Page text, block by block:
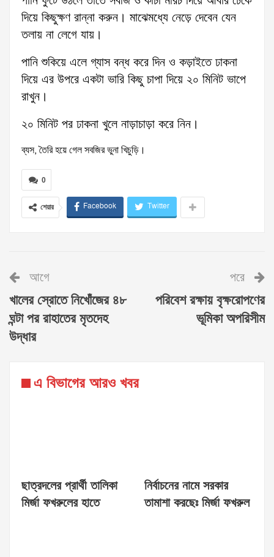
দিয়ে কিছুক্ষণ রান্না করুন। মাঝেমধ্যে নেড়ে দেবেন যেন
তলায় না লেগে যায়।
পানি শুকিয়ে এলে গ্যাস বন্ধ করে দিন ও কড়াইতে ঢাকনা
দিয়ে এর উপরে একটা ভারি কিছু চাপা দিয়ে ২০ মিনিট ভাপে
রাখুন।
২০ মিনিট পর ঢাকনা খুলে নাড়াচাড়া করে নিন।
ব্যস, তৈরি হয়ে গেল সবজির ভুনা খিচুড়ি।
0
শেয়ার Facebook Twitter
আগে
খালের স্রোতে নিখোঁজের ৪৮
ঘন্টা পর রাহাতের মৃতদেহ
উদ্ধার
পরে
পরিবেশ রক্ষায় বৃক্ষরোপণের
ভূমিকা অপরিসীম
এ বিভাগের আরও খবর
ছাত্রদলের প্রার্থী তালিকা
মির্জা ফখরুলের হাতে
নির্বাচনের নামে সরকার
তামাশা করছেঃ মির্জা ফখরুল